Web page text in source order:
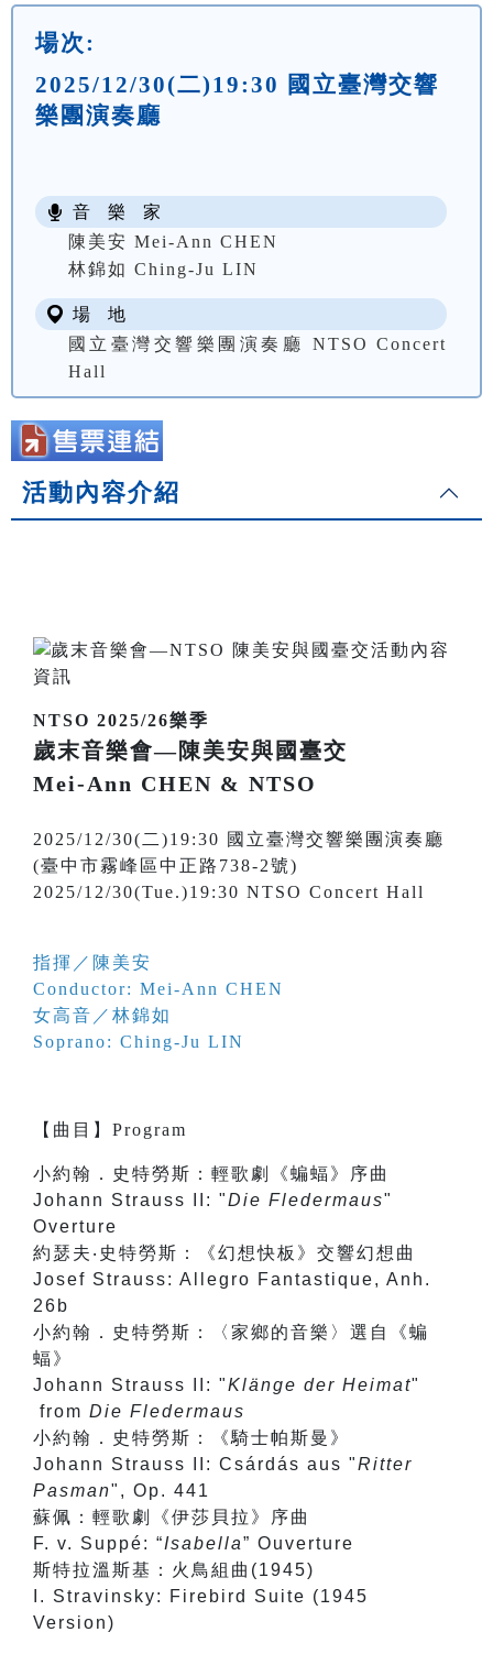
場次:
2025/12/30(二)19:30 國立臺灣交響
樂團演奏廳
音 樂 家
陳美安 Mei-Ann CHEN
林錦如 Ching-Ju LIN
場 地
國立臺灣交響樂團演奏廳 NTSO Concert
Hall
活動內容介紹
NTSO 2025/26樂季
歲末音樂會—陳美安與國臺交
Mei-Ann CHEN & NTSO
2025/12/30(二)19:30 國立臺灣交響樂團演奏廳
(臺中市霧峰區中正路738-2號)
2025/12/30(Tue.)19:30 NTSO Concert Hall
指揮／陳美安
Conductor: Mei-Ann CHEN
女高音／林錦如
Soprano: Ching-Ju LIN
【 曲目 】 Program
小約翰．史特勞斯：輕歌劇《蝙蝠》序曲
Johann Strauss II: "Die Fledermaus"
Overture
約瑟夫‧史特勞斯：《幻想快板》交響幻想曲
Josef Strauss: Allegro Fantastique, Anh.
26b
小約翰．史特勞斯：〈家鄉的音樂〉選自《蝙
蝠》
Johann Strauss II: "Klänge der Heimat"
from Die Fledermaus
小約翰．史特勞斯：《騎士帕斯曼》
Johann Strauss II: Csárdás aus "Ritter
Pasman", Op. 441
蘇佩：輕歌劇《伊莎貝拉》序曲
F. v. Suppé: “Isabella” Ouverture
斯特拉溫斯基：火鳥組曲(1945)
I. Stravinsky: Firebird Suite (1945
Version)